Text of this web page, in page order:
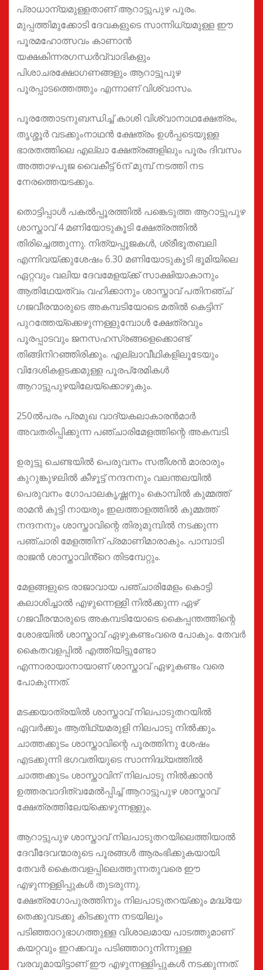
പ്രാധാന്യമുള്ളതാണ് ആറാട്ടുപുഴ പൂരം.
മുപ്പത്തിമുക്കോടി ദേവകളുടെ സാന്നിധ്യമുള്ള ഈ
പൂരമഹോത്സവം കാണാൻ
യക്ഷകിന്നരഗന്ധർവ്വാദികളും
പിശാചരക്ഷോഗണങ്ങളും ആറാട്ടുപുഴ
പൂരപ്പാടത്തെത്തും എന്നാണ് വിശ്വാസം.
പൂരത്തോടനുബന്ധിച്ച് കാശി വിശ്വാനാഥക്ഷേത്രം,
തൃശ്ശൂർ വടക്കുംനാഥൻ ക്ഷേത്രം ഉൾപ്പടെയുള്ള
ഭാരതത്തിലെ എല്ലാ ക്ഷേത്രങ്ങളിലും പൂരം ദിവസം
അത്താഴപൂജ വൈകീട്ട് 6ന് മുമ്പ് നടത്തി നട
നേരത്തെയടക്കും.
തൊട്ടിപ്പാൾ പകൽപ്പൂരത്തിൽ പങ്കെടുത്ത ആറാട്ടുപുഴ
ശാസ്താവ് 4 മണിയോടുകൂടി ക്ഷേത്രത്തിൽ
തിരിച്ചെത്തുന്നു. നിത്യപ്പൂജകൾ, ശ്രീഭൂതബലി
എന്നിവയ്ക്കുശേഷം 6.30 മണിയോടുകൂടി ഭൂമിയിലെ
ഏറ്റവും വലിയ ദേവമേളയ്ക്ക് സാക്ഷിയാകാനും
ആതിഥേയത്വം വഹിക്കാനും ശാസ്താവ് പതിനഞ്ച്
ഗജവീരന്മാരുടെ അകമ്പടിയോടെ മതിൽ കെട്ടിന്
പുറത്തേയ്ക്കെഴുന്നള്ളുമ്പോൾ ക്ഷേത്രവും
പൂരപ്പാടവും ജനസഹസ്രങ്ങളെക്കൊണ്ട്
തിങ്ങിനിറഞ്ഞിരിക്കും. എല്ലാവീഥികളിലൂടേയും
വിദേശികളടക്കമുള്ള പൂരപ്രേമികൾ
ആറാട്ടുപുഴയിലേയ്ക്കൊഴുകും.
250ൽപരം പ്രമുഖ വാദ്യകലാകാരൻമാർ
അവതരിപ്പിക്കുന്ന പഞ്ചാരിമേളത്തിന്റെ അകമ്പടി.
ഉരുട്ടു ചെണ്ടയിൽ പെരുവനം സതീശൻ മാരാരും
കുറുങ്കുഴലിൽ കീഴൂട്ട് നന്ദനനും വലന്തലയിൽ
പെരുവനം ഗോപാലകൃഷ്ണനും കൊമ്പിൽ കുമ്മത്ത്
രാമൻ കുട്ടി നായരും ഇലത്താളത്തിൽ കുമ്മത്ത്
നന്ദനനും ശാസ്താവിന്റെ തിരുമുമ്പിൽ നടക്കുന്ന
പഞ്ചാരി മേളത്തിന് പ്രമാണിമാരാകും. പാമ്പാടി
രാജൻ ശാസ്താവിൻ്റെ തിടമ്പേറ്റും.
മേളങ്ങളുടെ രാജാവായ പഞ്ചാരിമേളം കൊട്ടി
കലാശിച്ചാൽ എഴുന്നെള്ളി നിൽക്കുന്ന ഏഴ്
ഗജവീരന്മാരുടെ അകമ്പടിയോടെ കൈപ്പന്തത്തിന്റെ
ശോഭയിൽ ശാസ്താവ് ഏഴുകണ്ടംവരെ പോകും. തേവർ
കൈതവളപ്പിൽ എത്തിയിട്ടുണ്ടോ
എന്നാരായാനായാണ് ശാസ്താവ് ഏഴുകണ്ടം വരെ
പോകുന്നത്.
മടക്കയാത്രയിൽ ശാസ്താവ് നിലപാടുതറയിൽ
ഏവർക്കും ആതിഥ്യമരുളി നിലപാടു നിൽക്കും.
ചാത്തക്കുടം ശാസ്താവിന്റെ പൂരത്തിനു ശേഷം
എടക്കുന്നി ഭഗവതിയുടെ സാന്നിദ്ധ്യത്തിൽ
ചാത്തക്കുടം ശാസ്താവിന് നിലപാടു നിൽക്കാൻ
ഉത്തരവാദിത്വമേൽപ്പിച്ച് ആറാട്ടുപുഴ ശാസ്താവ്
ക്ഷേത്രത്തിലേയ്ക്കെഴുന്നള്ളും.
ആറാട്ടുപുഴ ശാസ്താവ് നിലപാടുതറയിലെത്തിയാൽ
ദേവീദേവന്മാരുടെ പൂരങ്ങൾ ആരംഭിക്കുകയായി.
തേവർ കൈതവളപ്പിലെത്തുന്നതുവരെ ഈ
എഴുന്നള്ളിപ്പുകൾ തുടരുന്നു.
ക്ഷേത്രഗോപുരത്തിനും നിലപാടുതറയ്ക്കും മദ്ധ്യേ
തെക്കുവടക്കു കിടക്കുന്ന നടയിലും
പടിഞ്ഞാറുഭാഗത്തുള്ള വിശാലമായ പാടത്തുമാണ്
കയറ്റവും ഇറക്കവും പടിഞ്ഞാറുനിന്നുള്ള
വരവുമായിട്ടാണ് ഈ എഴുന്നള്ളിപ്പുകൾ നടക്കുന്നത്.